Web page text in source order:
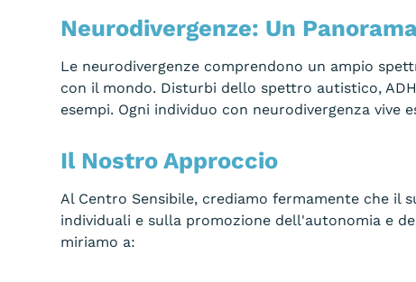
Neurodivergenze: Un
Le neurodivergenze comprendono un ampio
con il mondo. Disturbi dello spettro autistico,
esempi. Ogni individuo con neurodivergenza
Il Nostro Approccio
Al Centro Sensibile, crediamo fermamente che il
individuali e sulla promozione dell'autonomia e
miriamo a: